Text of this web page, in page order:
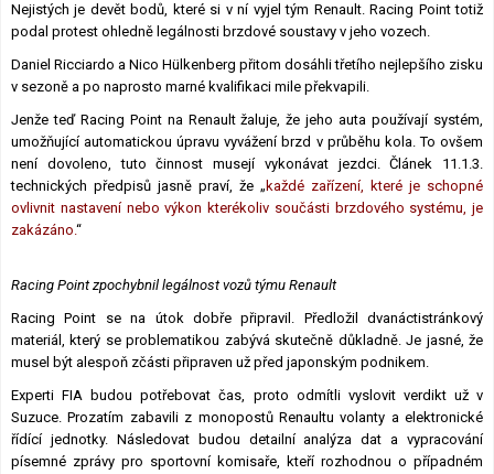
Nejistých je devět bodů, které si v ní vyjel tým Renault. Racing Point totiž
podal protest ohledně legálnosti brzdové soustavy v jeho vozech.
Daniel Ricciardo a Nico Hülkenberg přitom dosáhli třetího nejlepšího zisku
v sezoně a po naprosto marné kvalifikaci mile překvapili.
Jenže teď Racing Point na Renault žaluje, že jeho auta používají systém,
umožňující automatickou úpravu vyvážení brzd v průběhu kola. To ovšem
není dovoleno, tuto činnost musejí vykonávat jezdci. Článek 11.1.3.
technických předpisů jasně praví, že „ každé zařízení, které je schopné
ovlivnit nastavení nebo výkon kterékoliv součásti brzdového systému, je
zakázáno.“
Racing Point zpochybnil legálnost vozů týmu Renault
Racing Point se na útok dobře připravil. Předložil dvanáctistránkový
materiál, který se problematikou zabývá skutečně důkladně. Je jasné, že
musel být alespoň zčásti připraven už před japonským podnikem.
Experti FIA budou potřebovat čas, proto odmítli vyslovit verdikt už v
Suzuce. Prozatím zabavili z monopostů Renaultu volanty a elektronické
řídící jednotky. Následovat budou detailní analýza dat a vypracování
písemné zprávy pro sportovní komisaře, kteří rozhodnou o případném